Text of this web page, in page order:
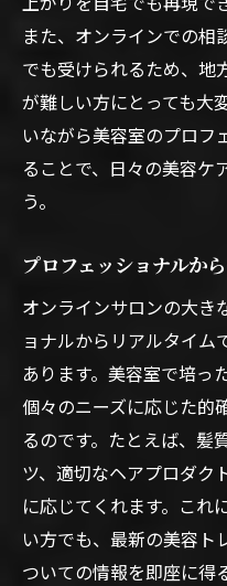
また、オンラインでの相
でも受けられるため、地
が難しい方にとっても大
いながら美容室のプロフ
ることで、日々の美容ケ
う。
プロフェッショナルか
オンラインサロンの大き
ョナルからリアルタイム
あります。美容室で培っ
個々のニーズに応じた的
るのです。たとえば、髪
ツ、適切なヘアプロダク
に応じてくれます。これ
い方でも、最新の美容ト
ついての情報を即座に得